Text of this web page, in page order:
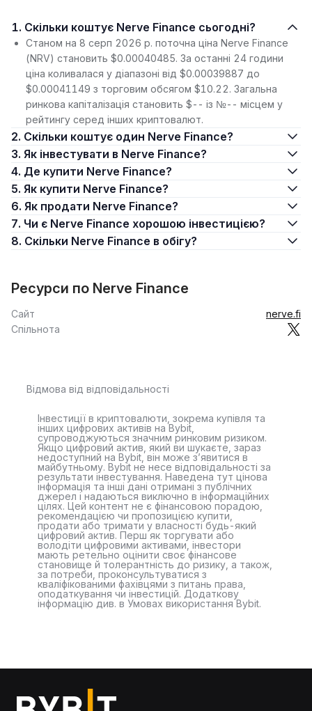
1. Скільки коштує Nerve Finance сьогодні?
Станом на 8 серп 2026 р. поточна ціна Nerve Finance
(NRV) становить $0.00040485. За останні 24 години
ціна коливалася у діапазоні від $0.00039887 до
$0.00041149 з торговим обсягом $10.22. Загальна
ринкова капіталізація становить $-- із №-- місцем у
рейтингу серед інших криптовалют.
2. Скільки коштує один Nerve Finance?
3. Як інвестувати в Nerve Finance?
4. Де купити Nerve Finance?
5. Як купити Nerve Finance?
6. Як продати Nerve Finance?
7. Чи є Nerve Finance хорошою інвестицією?
8. Скільки Nerve Finance в обігу?
Ресурси по Nerve Finance
Сайт
nerve.fi
Спільнота
Відмова від відповідальності
Інвестиції в криптовалюти, зокрема купівля та
інших цифрових активів на Bybit,
супроводжуються значним ринковим ризиком.
Якщо цифровий актив, який ви шукаєте, зараз
недоступний на Bybit, він може з’явитися в
майбутньому. Bybit не несе відповідальності за
результати інвестування. Наведена тут цінова
інформація та інші дані отримані з публічних
джерел і надаються виключно в інформаційних
цілях. Цей контент не є фінансовою порадою,
рекомендацією чи пропозицією купити,
продати або тримати у власності будь-який
цифровий актив. Перш як торгувати або
володіти цифровими активами, інвестори
мають ретельно оцінити своє фінансове
становище й толерантність до ризику, а також,
за потреби, проконсультуватися з
кваліфікованими фахівцями з питань права,
оподаткування чи інвестицій. Додаткову
інформацію див. в Умовах використання Bybit.